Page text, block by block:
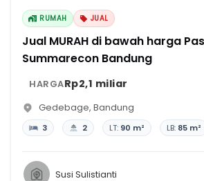
RUMAH JUAL
Jual MURAH di bawah harga
Summarecon Bandung
HARGARp2,1 miliar
Gedebage, Bandung
3 2 LT: 90 m² LB: 85 m²
Susi Sulistianti